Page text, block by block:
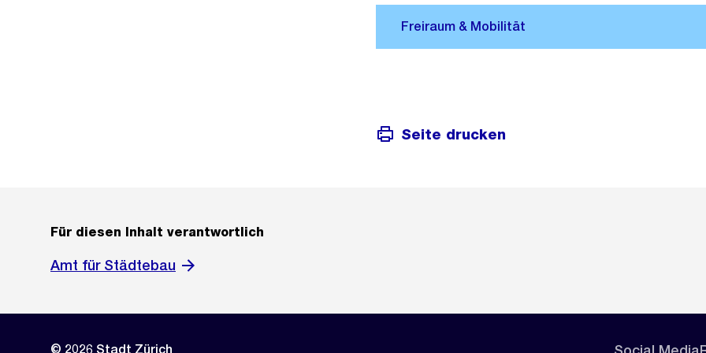
Seite drucken
Für diesen Inhalt verantwortlich
Amt für Städtebau
© 2026 Stadt Zürich